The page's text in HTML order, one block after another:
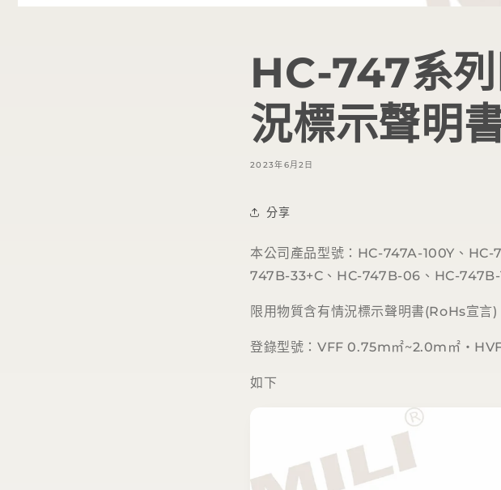
HC-747系
況標示聲明
2023年6月2日
分享
本公司產品型號：HC-747A-100Y、
747B-33+C、 HC-747B-06、HC-
限用物質含有情況標示聲明書(RoHs宣言)
登錄型號：VFF 0.75m㎡~2.0m ㎡
如下